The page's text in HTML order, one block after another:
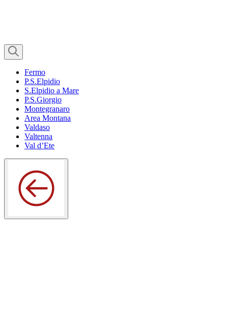
Fermo
P.S.Elpidio
S.Elpidio a Mare
P.S.Giorgio
Montegranaro
Area Montana
Valdaso
Valtenna
Val d’Ete